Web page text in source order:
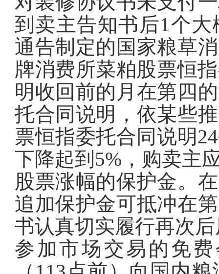
到卖主告知书后1个
通告制定的国家粮草
牌消费所菜粕股票恒
明收回前的月在第四
托合同说明，依某些
票恒指委托合同说明
下降起到5%，购卖主
股票涨幅的保护金。
追加保护金可抵冲在
书认真切实履行再次
参加市场交易的免